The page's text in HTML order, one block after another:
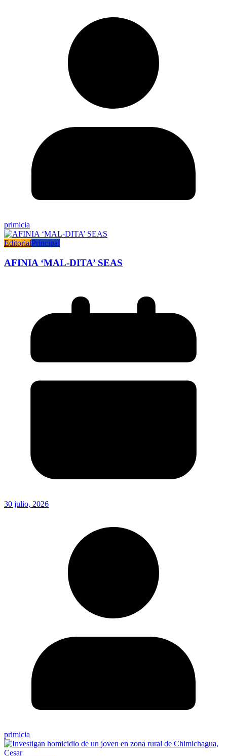
primicia
EditorialPrincipal
AFINIA ‘MAL-DITA’ SEAS
30 julio, 2026
primicia